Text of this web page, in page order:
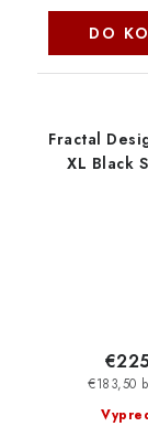
DO
Fractal
XL Black
€183,50